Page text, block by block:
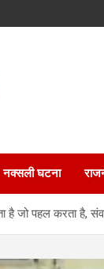
नक्सली घटना
है जो पहल करता है,